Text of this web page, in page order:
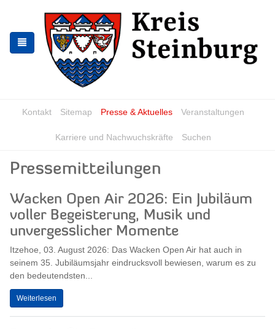
springen
springen
Kontakt Sitemap Presse & Aktuelles Veranstaltungen
Karriere und Nachwuchskräfte Suchen
Pressemitteilungen
Wacken Open Air 2026: Ein Jubiläum
voller Begeisterung, Musik und
unvergesslicher Momente
Itzehoe, 03. August 2026: Das Wacken Open Air hat auch in
seinem 35. Jubiläumsjahr eindrucksvoll bewiesen, warum es zu
den bedeutendsten...
Weiterlesen